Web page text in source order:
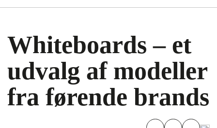
Whiteboards – et
udvalg af modeller
fra førende brands